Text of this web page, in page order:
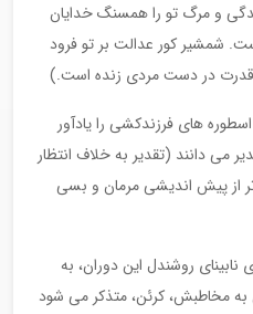
و مرگ تو را همسنگ خدایان
شمشیر کور عدالت بر تو فرود
قدرت در دست مردی زنده است.)
های فرزندکشی را یادآور
می دانند (تقدیر به خلاف انتظار
از پیش اندیشی مرمان و بسی
نابینای روشندل این دوران، به
به مخاطبش، کرئن، متذکر می شود